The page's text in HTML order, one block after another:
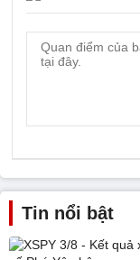
Tin nổi bật